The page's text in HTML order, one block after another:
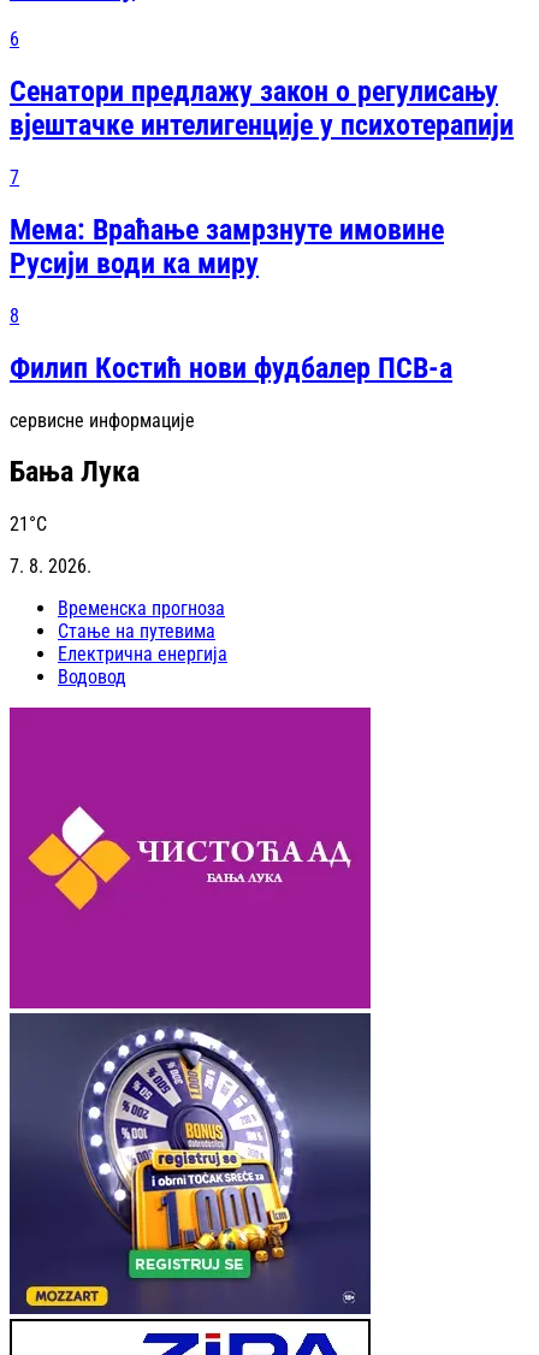
6
Сенатори предлажу закон о регулисању
вјештачке интелигенције у психотерапији
7
Мема: Враћање замрзнуте имовине
Русији води ка миру
8
Филип Костић нови фудбалер ПСВ-а
сервисне информације
Бања Лука
21 °C
7. 8. 2026.
Временска прогноза
Стање на путевима
Електрична енергија
Водовод